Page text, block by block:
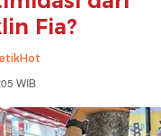
Fia?
WIB